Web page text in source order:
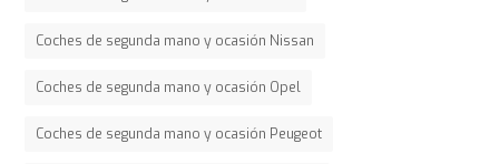
Coches de segunda mano y ocasión Nissan
Coches de segunda mano y ocasión Opel
Coches de segunda mano y ocasión Peugeot